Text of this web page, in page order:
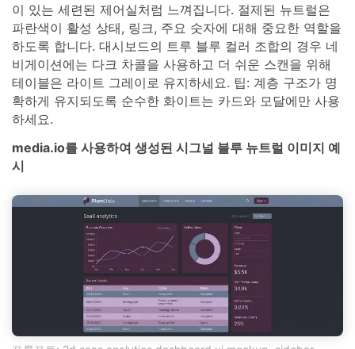
이 있는 세련된 제어실처럼 느껴집니다. 절제된 뉴트럴은
파란색이 활성 상태, 링크, 주요 숫자에 대해 중요한 역할을
하도록 합니다. 대시보드의 트루 블루 컬러 조합의 경우 네
비게이션에는 다크 차콜을 사용하고 더 쉬운 스캔을 위해
테이블은 라이트 그레이로 유지하세요. 팁: 계층 구조가 명
확하게 유지되도록 순수한 화이트는 카드와 모달에만 사용
하세요.
media.io를 사용하여 생성된 시그널 블루 뉴트럴 이미지 예
시